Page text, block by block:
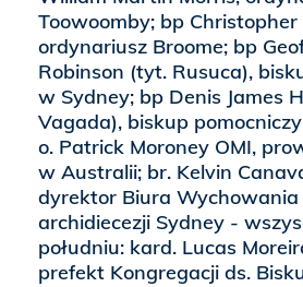
Toowoomby; bp Christopher
ordynariusz Broome; bp
Robinson (tyt. Rusuca),
w Sydney; bp Denis James
Vagada), biskup
o. Patrick Moroney OMI,
w Australii; br. Kelvin
dyrektor Biura
archidiecezji Sydney -
południu: kard. Lucas
prefekt Kongregacji ds.